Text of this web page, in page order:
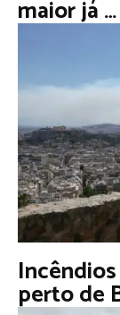
maior já …
perto de